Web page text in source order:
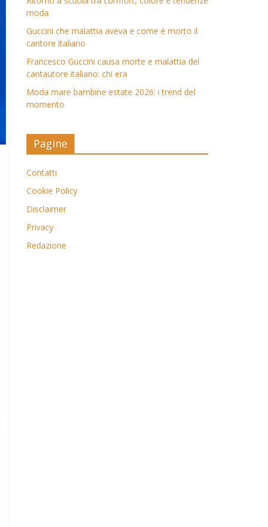
moda
Guccini che malattia aveva e come è morto il
cantore italiano
Francesco Guccini causa morte e malattia del
cantautore italiano: chi era
Moda mare bambine estate 2026: i trend del
momento
Pagine
Contatti
Cookie Policy
Disclaimer
Privacy
Redazione